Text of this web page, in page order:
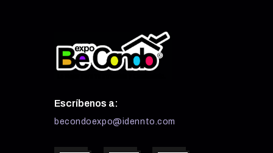
Escríbenos a:
becondoexpo@idennto.com